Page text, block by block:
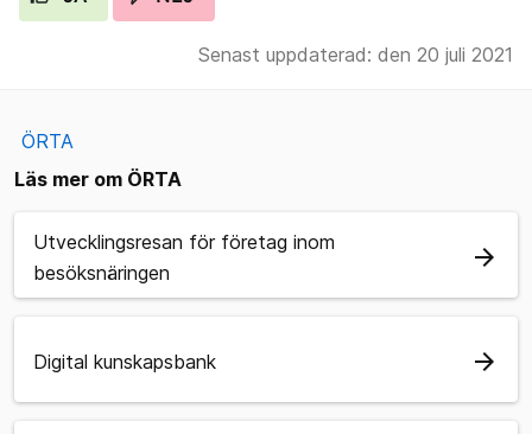
Senast uppdaterad: den 20 juli 2021
ÖRTA
Läs mer om ÖRTA
Utvecklingsresan för företag inom
besöksnäringen
arrow_forward
Digital kunskapsbank arrow_forward